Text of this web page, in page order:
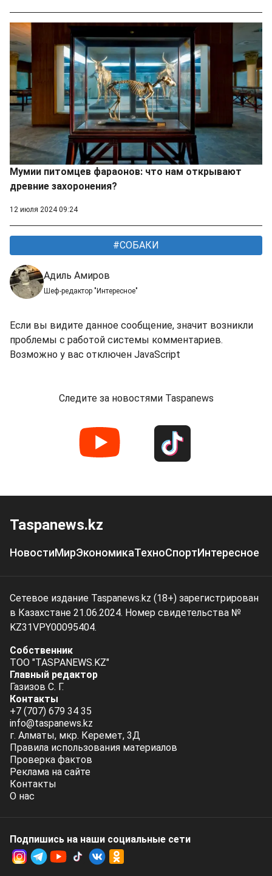
Мумии питомцев фараонов: что нам открывают
древние захоронения?
12 июля 2024 09:24
СОБАКИ
Адиль Амиров
Шеф-редактор "Интересное"
Если вы видите данное сообщение, значит возникли
проблемы с работой системы комментариев.
Возможно у вас отключен JavaScript
Следите за новостями Taspanews
Taspanews.kz
НовостиМирЭкономикаТехноСпортИнтересное
Сетевое издание Taspanews.kz (18+) зарегистрирован
в Казахстане 21.06.2024. Номер свидетельства №
KZ31VPY00095404.
Собственник
ТОО "TASPANEWS.KZ"
Главный редактор
Газизов С. Г.
Контакты
+7 (707) 679 34 35
info@taspanews.kz
г. Алматы, мкр. Керемет, 3Д
Правила использования материалов
Проверка фактов
Реклама на сайте
Контакты
О нас
Подпишись на наши социальные cети